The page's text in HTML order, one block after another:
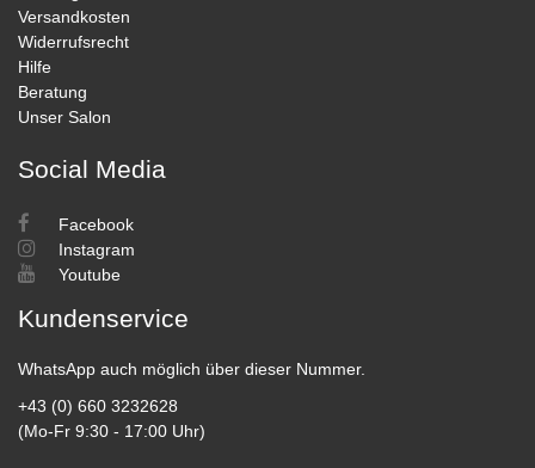
Versandkosten
Widerrufsrecht
Hilfe
Beratung
Unser Salon
Social Media
Facebook
Instagram
Youtube
Kundenservice
WhatsApp auch möglich über dieser Nummer.
+43 (0) 660 3232628
(Mo-Fr 9:30 - 17:00 Uhr)